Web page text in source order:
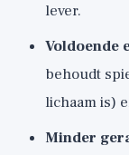
lever.
Voldoende
behoudt
lichaam is)
Minder